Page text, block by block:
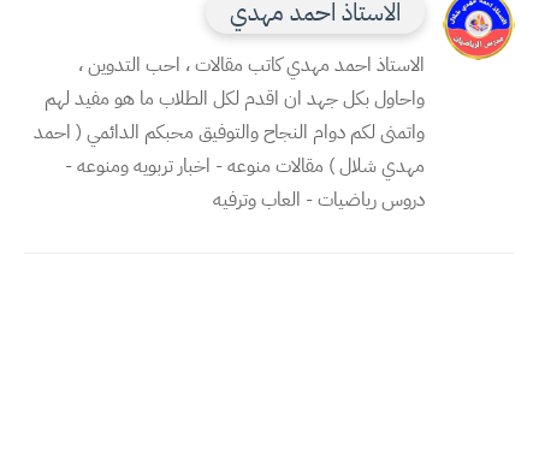
الاستاذ احمد مهدي
الاستاذ احمد مهدي كاتب مقالات ، احب التدوين ،
واحاول بكل جهد ان اقدم لكل الطلاب ما هو مفيد لهم
واتمنى لكم دوام النجاح والتوفيق محبكم الدائمي ( احمد
مهدي شلال ) مقالات منوعه - اخبار تربويه ومنوعه -
دروس رياضيات - العاب وترفيه